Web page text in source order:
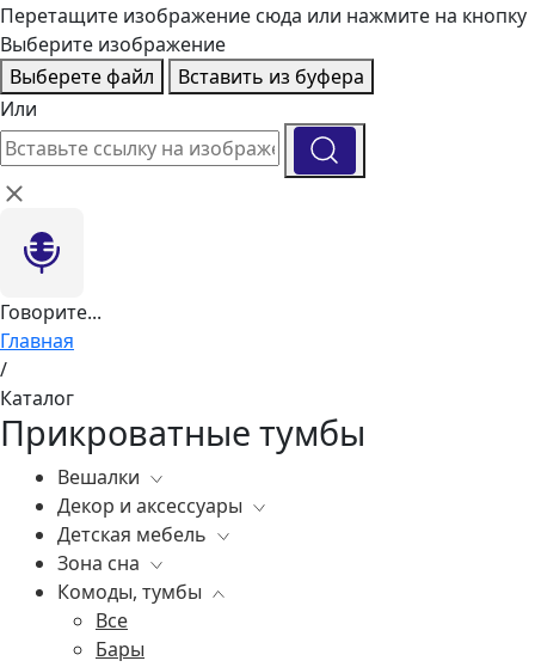
Перетащите изображение сюда или нажмите на кнопку
Выберите изображение
Выберете файл
Вставить из буфера
Или
Говорите...
Главная
/
Каталог
Прикроватные тумбы
Вешалки
Все
Декор и аксессуары
Все
Вазы
Элитные зеркала
Ковры
Статуэтки
Детская мебель
Все
Комоды, тумбы
Зеркала
Освещение
Зона сна
Все
Постельное белье
Матрасы
Комоды, тумбы
Все
Бары